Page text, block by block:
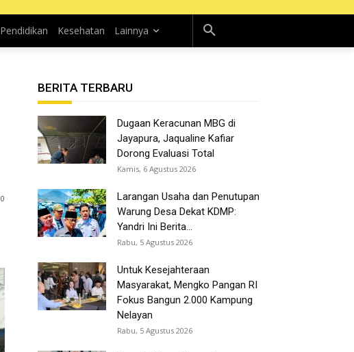
Pendidikan Kesehatan Lainnya
0
BERITA TERBARU
Dugaan Keracunan MBG di
Jayapura, Jaqualine Kafiar
Dorong Evaluasi Total
Kamis, 6 Agustus 2026
Larangan Usaha dan Penutupan
Warung Desa Dekat KDMP:
Yandri Ini Berita...
Rabu, 5 Agustus 2026
Untuk Kesejahteraan
Masyarakat, Mengko Pangan RI
Fokus Bangun 2.000 Kampung
Nelayan
Rabu, 5 Agustus 2026